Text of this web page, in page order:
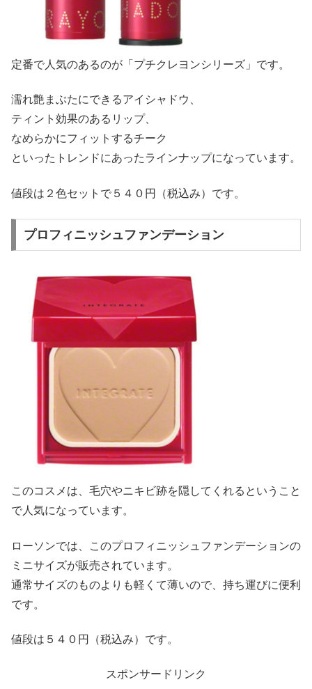
定番で人気のあるのが「プチクレヨンシリーズ」です。
濡れ艶まぶたにできるアイシャドウ、
ティント効果のあるリップ、
なめらかにフィットするチーク
といったトレンドにあったラインナップになっています。
値段は２色セットで５４０円（税込み）です。
プロフィニッシュファンデーション
このコスメは、毛穴やニキビ跡を隠してくれるということ
で人気になっています。
ローソンでは、このプロフィニッシュファンデーションの
ミニサイズが販売されています。
通常サイズのものよりも軽くて薄いので、持ち運びに便利
です。
値段は５４０円（税込み）です。
スポンサードリンク